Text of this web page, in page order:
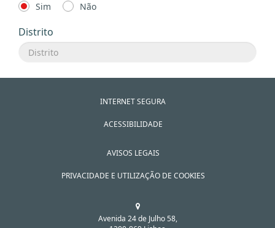
Sim Não
Distrito
INTERNET SEGURA
ACESSIBILIDADE
AVISOS LEGAIS
PRIVACIDADE E UTILIZAÇÃO DE COOKIES
Avenida 24 de Julho 58,